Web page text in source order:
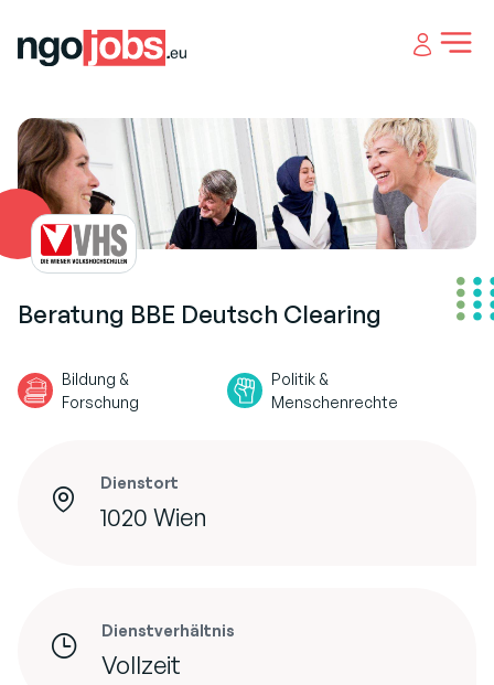
Open
Beratung BBE Deutsch Clearing
Bildung &
Forschung
Politik &
Menschenrechte
Dienstort
1020 Wien
Dienstverhältnis
Vollzeit